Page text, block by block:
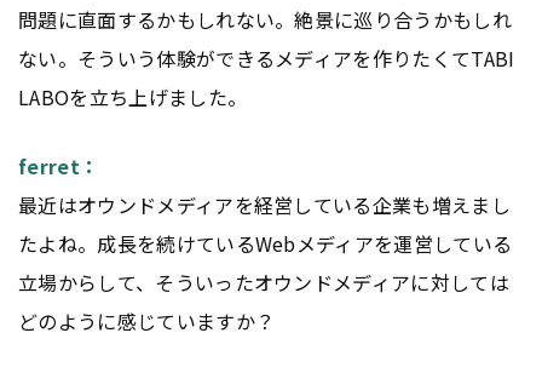
問題に直面するかもしれない。絶景に巡り合うかもしれ
ない。そういう体験ができるメディアを作りたくてTABI
LABOを立ち上げました。
ferret：
最近はオウンドメディアを経営している企業も増えまし
たよね。成長を続けているWebメディアを運営している
立場からして、そういったオウンドメディアに対しては
どのように感じていますか？